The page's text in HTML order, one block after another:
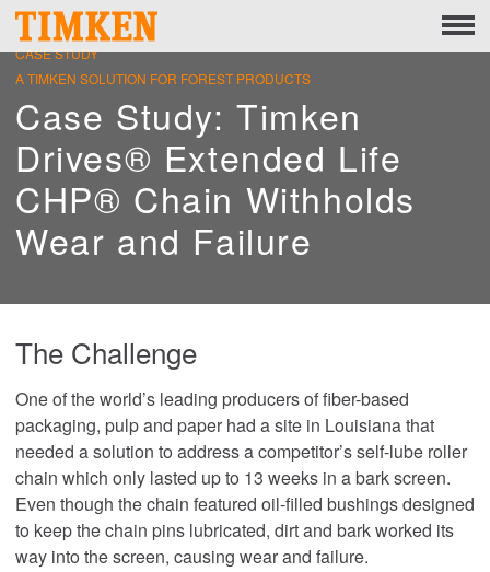
Menu
人間
地球
ポートフォリオ
エンジニアリングベアリングソリューション
Mounted Bearings
Roller Bearings
CASE STUDY
A TIMKEN SOLUTION FOR FOREST PRODUCTS
Case Study: Timken
Drives® Extended Life
CHP® Chain Withholds
Wear and Failure
The Challenge
One of the world’s leading producers of fiber-based
packaging, pulp and paper had a site in Louisiana that
needed a solution to address a competitor’s self-lube roller
chain which only lasted up to 13 weeks in a bark screen.
Even though the chain featured oil-filled bushings designed
to keep the chain pins lubricated, dirt and bark worked its
way into the screen, causing wear and failure.